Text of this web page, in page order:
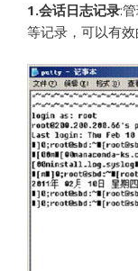
1.会话日志记录:
等记录，可以有效